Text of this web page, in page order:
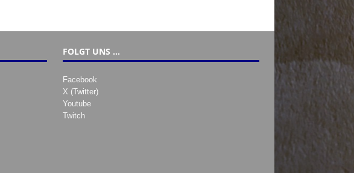
FOLGT UNS …
Facebook
X (Twitter)
Youtube
Twitch